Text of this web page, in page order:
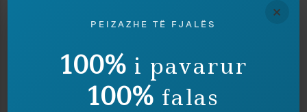
Discover more from Peizazhe të fjalës
×
PEIZAZHE TË FJALËS
100% i pavarur
100% falas